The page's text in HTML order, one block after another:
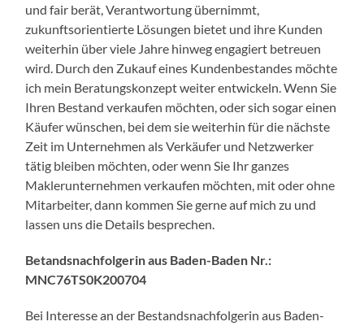
und fair berät, Verantwortung übernimmt,
zukunftsorientierte Lösungen bietet und ihre Kunden
weiterhin über viele Jahre hinweg engagiert betreuen
wird. Durch den Zukauf eines Kundenbestandes möchte
ich mein Beratungskonzept weiter entwickeln. Wenn Sie
Ihren Bestand verkaufen möchten, oder sich sogar einen
Käufer wünschen, bei dem sie weiterhin für die nächste
Zeit im Unternehmen als Verkäufer und Netzwerker
tätig bleiben möchten, oder wenn Sie Ihr ganzes
Maklerunternehmen verkaufen möchten, mit oder ohne
Mitarbeiter, dann kommen Sie gerne auf mich zu und
lassen uns die Details besprechen.
Betandsnachfolgerin aus Baden-Baden Nr.:
MNC76TS0K200704
Bei Interesse an der Bestandsnachfolgerin aus Baden-